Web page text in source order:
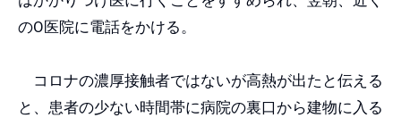
のO医院に電話をかける。
コロナの濃厚接触者ではないが高熱が出たと伝える
と、患者の少ない時間帯に病院の裏口から建物に入る